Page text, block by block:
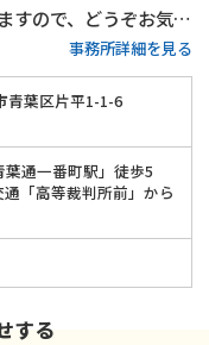
すので、どうぞお気軽
て培ってきたノウハ
切な解決策をご提案い
事務所詳細を見る
青葉区片平1-1-6
葉通一番町駅」徒歩5
「高等裁判所前」から
する